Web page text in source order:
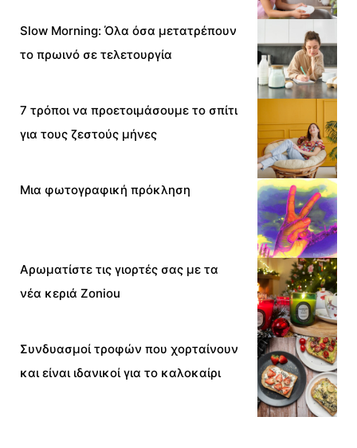
Slow Morning: Όλα όσα μετατρέπουν
το πρωινό σε τελετουργία
7 τρόποι να προετοιμάσουμε το σπίτι
για τους ζεστούς μήνες
Μια φωτογραφική πρόκληση
Αρωματίστε τις γιορτές σας με τα
νέα κεριά Zoniou
Συνδυασμοί τροφών που χορταίνουν
και είναι ιδανικοί για το καλοκαίρι